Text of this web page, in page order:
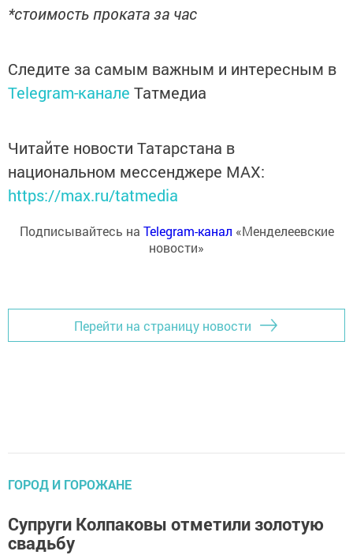
*стоимость проката за час
Следите за самым важным и интересным в
Telegram-канале Татмедиа
Читайте новости Татарстана в
национальном мессенджере MАХ:
https://max.ru/tatmedia
Подписывайтесь на Telegram-канал «Менделеевские
новости»
Перейти на страницу новости
ГОРОД И ГОРОЖАНЕ
Супруги Колпаковы отметили золотую
свадьбу